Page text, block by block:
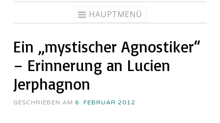
HAUPTMENÜ
Ein „mystischer Agnostiker“
– Erinnerung an Lucien
Jerphagnon
GESCHRIEBEN AM 6. FEBRUAR 2012